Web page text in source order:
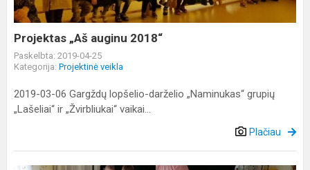
Projektas „Aš auginu 2018“
Paskelbta: 2019-04-25
Kategorija: Projektinė veikla
2019-03-06 Gargždų lopšelio-darželio „Naminukas“ grupių
„Lašeliai“ ir „Žvirbliukai“ vaikai...
Plačiau